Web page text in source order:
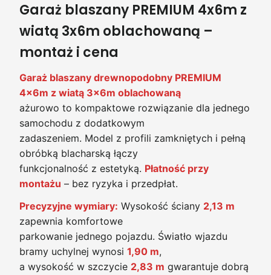
Garaż blaszany PREMIUM 4x6m z
wiatą 3x6m oblachowaną –
montaż i cena
Garaż blaszany drewnopodobny PREMIUM
4x6m z wiatą 3x6m oblachowaną
ażurowo to kompaktowe rozwiązanie dla jednego
samochodu z dodatkowym
zadaszeniem. Model z profili zamkniętych i pełną
obróbką blacharską łączy
funkcjonalność z estetyką. Płatność przy
montażu – bez ryzyka i przedpłat.
Precyzyjne wymiary: Wysokość ściany 2,13 m
zapewnia komfortowe
parkowanie jednego pojazdu. Światło wjazdu
bramy uchylnej wynosi 1,90 m,
a wysokość w szczycie 2,83 m gwarantuje dobrą